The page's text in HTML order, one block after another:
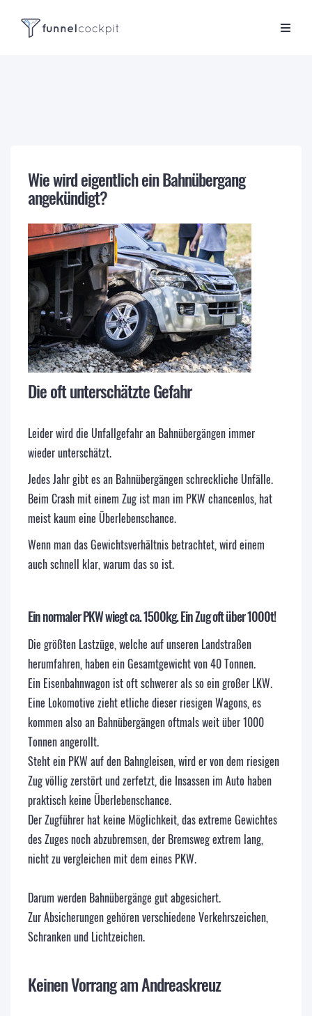
Wie wird eigentlich ein Bahnübergang
angekündigt?
Die oft unterschätzte Gefahr
Leider wird die Unfallgefahr an Bahnübergängen immer
wieder unterschätzt.
Jedes Jahr gibt es an Bahnübergängen schreckliche Unfälle.
Beim Crash mit einem Zug ist man im PKW chancenlos, hat
meist kaum eine Überlebenschance.
Wenn man das Gewichtsverhältnis betrachtet, wird einem
auch schnell klar, warum das so ist.
Ein normaler PKW wiegt ca. 1500kg. Ein Zug oft über 1000t!
Die größten Lastzüge, welche auf unseren Landstraßen
herumfahren, haben ein Gesamtgewicht von 40 Tonnen.
Ein Eisenbahnwagon ist oft schwerer als so ein großer LKW.
Eine Lokomotive zieht etliche dieser riesigen Wagons, es
kommen also an Bahnübergängen oftmals weit über 1000
Tonnen angerollt.
Steht ein PKW auf den Bahngleisen, wird er von dem riesigen
Zug völlig zerstört und zerfetzt, die Insassen im Auto haben
praktisch keine Überlebenschance.
Der Zugführer hat keine Möglichkeit, das extreme Gewichtes
des Zuges noch abzubremsen, der Bremsweg extrem lang,
nicht zu vergleichen mit dem eines PKW.
Darum werden Bahnübergänge gut abgesichert.
Zur Absicherungen gehören verschiedene Verkehrszeichen,
Schranken und Lichtzeichen.
Keinen Vorrang am Andreaskreuz